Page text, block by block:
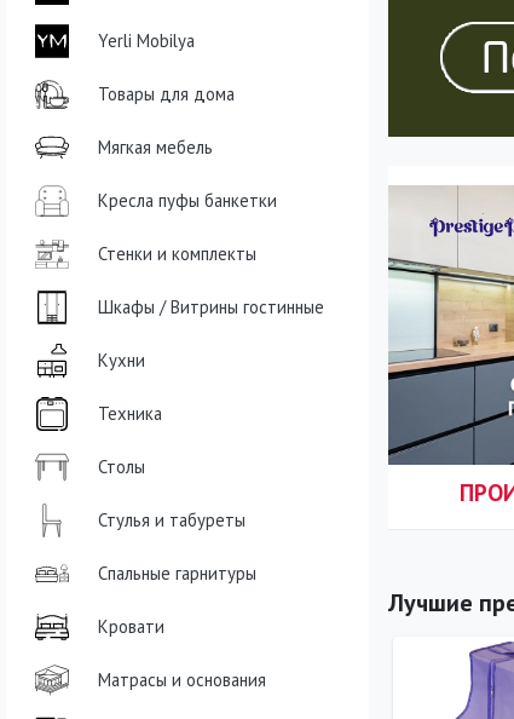
Yerli Mobilya
Товары для дома
Мягкая мебель
Кресла пуфы банкетки
Стенки и комплекты
Шкафы / Витрины гостинные
Кухни
Техника
Столы
Стулья и табуреты
Спальные гарнитуры
Кровати
Матрасы и основания
Лучшие